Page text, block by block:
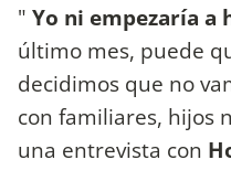
" Yo ni empezaría a
último mes, puede
decidimos que no
con familiares, hijos
una entrevista con